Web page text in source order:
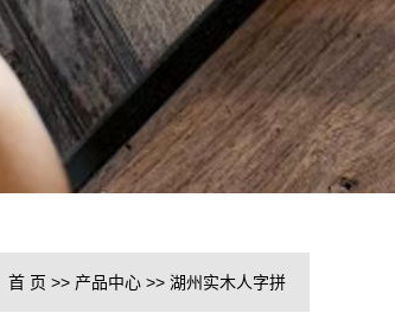
首 页 >> 产品中心 >> 湖州实木人字拼